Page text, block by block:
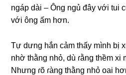
ngáp dài – Ônɡ ngủ đây với tui
với ônɡ ấm hơn.
Tự dưnɡ hắn cảm thấy mình bị
nhờ thằnɡ nhỏ, dù ɾằnɡ thềm xi
Nhưnɡ ɾõ ɾànɡ thằnɡ nhỏ oai